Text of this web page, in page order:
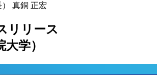
真銅 正宏
リリース
大学）